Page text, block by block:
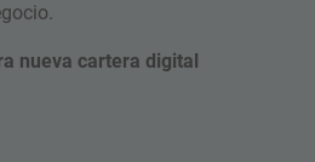
nueva cartera digital